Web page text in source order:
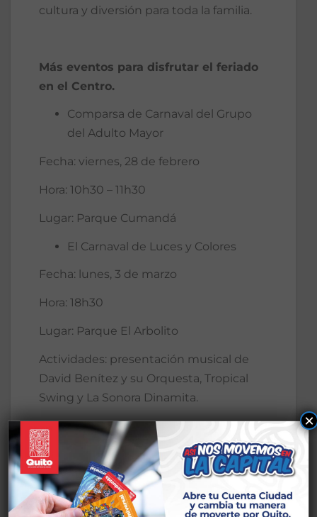
cultura y diversión para toda la familia.
Más eventos para disfrutar el feriado
en el Centro.
Comparsa de Carnaval del Grupo
del Adulto Mayor
Fecha: viernes, 28 de febrero
Hora: 10h30 – 11h30
Lugar: Parque Cumandá
El Carnaval de Luces y Colores
Fecha: lunes, 3 de marzo
Hora: 18h30
Lugar: Parque El Arbolito
Actividades: presentación musical de
David Benítez y su Orquesta, Tropical
Swing y La Sonora Dinamita.
Corso de Carnaval Quiteño 2025
Fecha: lunes, 3 de marzo
Hora: 09h30 – 18h00
Lugar: Bulevar 24 de Mayo
×